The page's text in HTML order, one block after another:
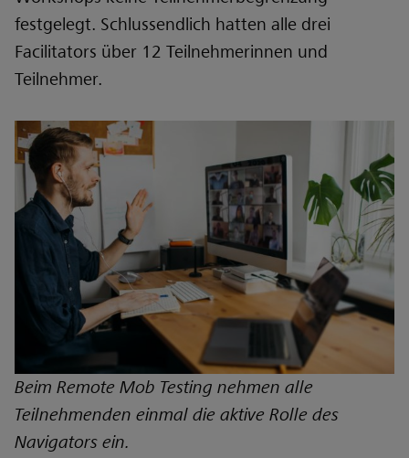
festgelegt. Schlussendlich hatten alle drei
Facilitators über 12 Teilnehmerinnen und
Teilnehmer.
Beim Remote Mob Testing nehmen alle
Teilnehmenden einmal die aktive Rolle des
Navigators ein.